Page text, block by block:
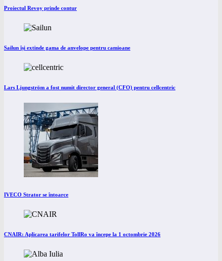
Proiectul Revoy prinde contur
Sailun își extinde gama de anvelope pentru camioane
Lars Ljungström a fost numit director general (CFO) pentru cellcentric
IVECO Strator se întoarce
CNAIR: Aplicarea tarifelor TollRo va începe la 1 octombrie 2026